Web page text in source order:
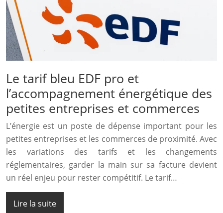
Le tarif bleu EDF pro et
l’accompagnement énergétique des
petites entreprises et commerces
L’énergie est un poste de dépense important pour les
petites entreprises et les commerces de proximité. Avec
les variations des tarifs et les changements
réglementaires, garder la main sur sa facture devient
un réel enjeu pour rester compétitif. Le tarif…
Lire la suite